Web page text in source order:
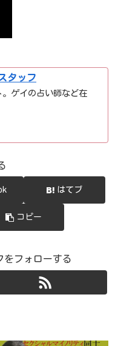
タッフ
。ゲイの占い師など在
はてブ
コピー
フォローする